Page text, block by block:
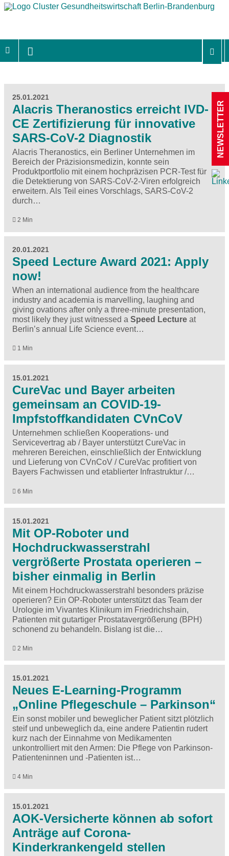
25.01.2021
Alacris Theranostics erreicht IVD-
CE Zertifizierung für innovative
SARS-CoV-2 Diagnostik
Alacris Theranostics, ein Berliner Unternehmen im
Bereich der Präzisionsmedizin, konnte sein
Produktportfolio mit einem hochpräzisen PCR-Test für
die Detektierung von SARS-CoV-2-Viren erfolgreich
erweitern. Als Teil eines Vorschlags, SARS-CoV-2
durch…
2 Min
20.01.2021
Speed Lecture Award 2021: Apply
now!
When an international audience from the healthcare
industry and academia is marvelling, laughing and
giving ovations after only a three-minute presentation,
most likely they just witnessed a Speed Lecture at
Berlin’s annual Life Science event…
1 Min
15.01.2021
CureVac und Bayer arbeiten
gemeinsam an COVID-19-
Impfstoffkandidaten CVnCoV
Unternehmen schließen Kooperations- und
Servicevertrag ab / Bayer unterstützt CureVac in
mehreren Bereichen, einschließlich der Entwicklung
und Lieferung von CVnCoV / CureVac profitiert von
Bayers Fachwissen und etablierter Infrastruktur /…
6 Min
15.01.2021
Mit OP-Roboter und
Hochdruckwasserstrahl
vergrößerte Prostata operieren –
bisher einmalig in Berlin
Mit einem Hochdruckwasserstrahl besonders präzise
operieren? Ein OP-Roboter unterstützt das Team der
Urologie im Vivantes Klinikum im Friedrichshain,
Patienten mit gutartiger Prostatavergrößerung (BPH)
schonend zu behandeln. Bislang ist die…
2 Min
15.01.2021
Neues E-Learning-Programm
„Online Pflegeschule – Parkinson“
Ein sonst mobiler und beweglicher Patient sitzt plötzlich
steif und unbeweglich da, eine andere Patientin rudert
kurz nach der Einnahme von Medikamenten
unkontrolliert mit den Armen: Die Pflege von Parkinson-
Patienteninnen und -Patienten ist…
4 Min
15.01.2021
AOK-Versicherte können ab sofort
Anträge auf Corona-
Kinderkrankengeld stellen
NEWSLETTER